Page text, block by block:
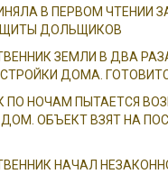
В ПЕРВОМ ЧТЕНИИ
ДОЛЬЩИКОВ
ЗЕМЛИ В ДВА
ДОМА.
ПО НОЧАМ ПЫТАЕТСЯ
ОБЪЕКТ ВЗЯТ НА
НАЧАЛ